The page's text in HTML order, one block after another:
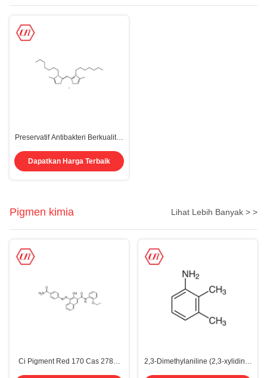
Preservatif Antibakteri Berkualitas
15763-48-1 untuk Kosmetik
Dapatkan Harga Terbaik
Pigmen kimia Lihat Lebih Banyak > >
Ci Pigment Red 170 Cas 2786-
2,3-Dimethylaniline (2,3-xylidine)